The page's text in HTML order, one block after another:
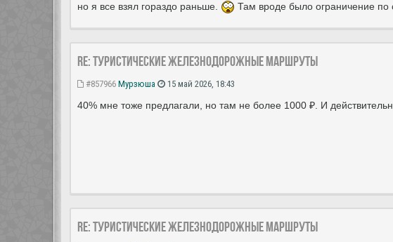
но я все взял гораздо раньше.
Там вроде было ограничение по
Re: Туристические железнодорожные маршруты
#857966 Мурзюша 15 май 2026, 18:43
40% мне тоже предлагали, но там не более 1000 ₽. И
Re: Туристические железнодорожные маршруты